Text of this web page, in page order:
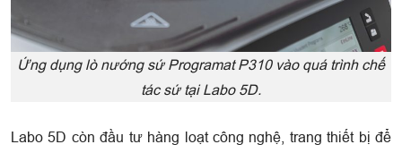
Ứng dụng lò nướng sứ Programat P310 vào quá trình chế
tác sứ tại Labo 5D.
Labo 5D còn đầu tư hàng loạt công nghệ, trang thiết bị để